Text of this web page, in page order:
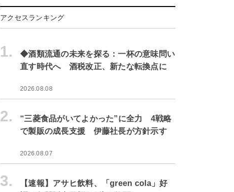
アクセスランキング
1.
◆酒類流通の未来を探る：一杯の意味問い
直す時代へ 酒税改正、新たな転換点に
2026.08.08
2.
“三菱食品がいてよかった”に全力 4戦略
で製販の成長支援 伊藤社長が方針示す
2026.08.07
3.
【速報】アサヒ飲料、「green cola」好